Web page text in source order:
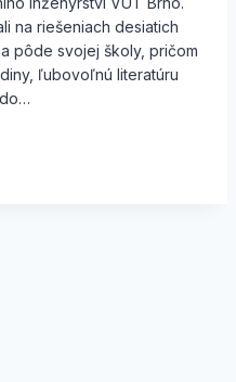
na riešeniach desiatich
pôde svojej školy, pričom
ľubovoľnú literatúru